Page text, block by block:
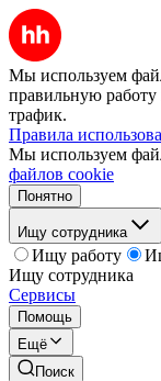
Мы используем
правильную работу
трафик.
Правила
Мы используем
файлов cookie
Понятно
Ищу сотрудника
Ищу работу
Ищу сотрудника
Сервисы
Помощь
Ещё
Поиск